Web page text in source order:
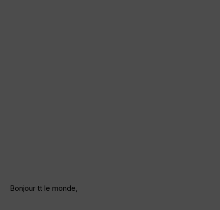
Bonjour tt le monde,